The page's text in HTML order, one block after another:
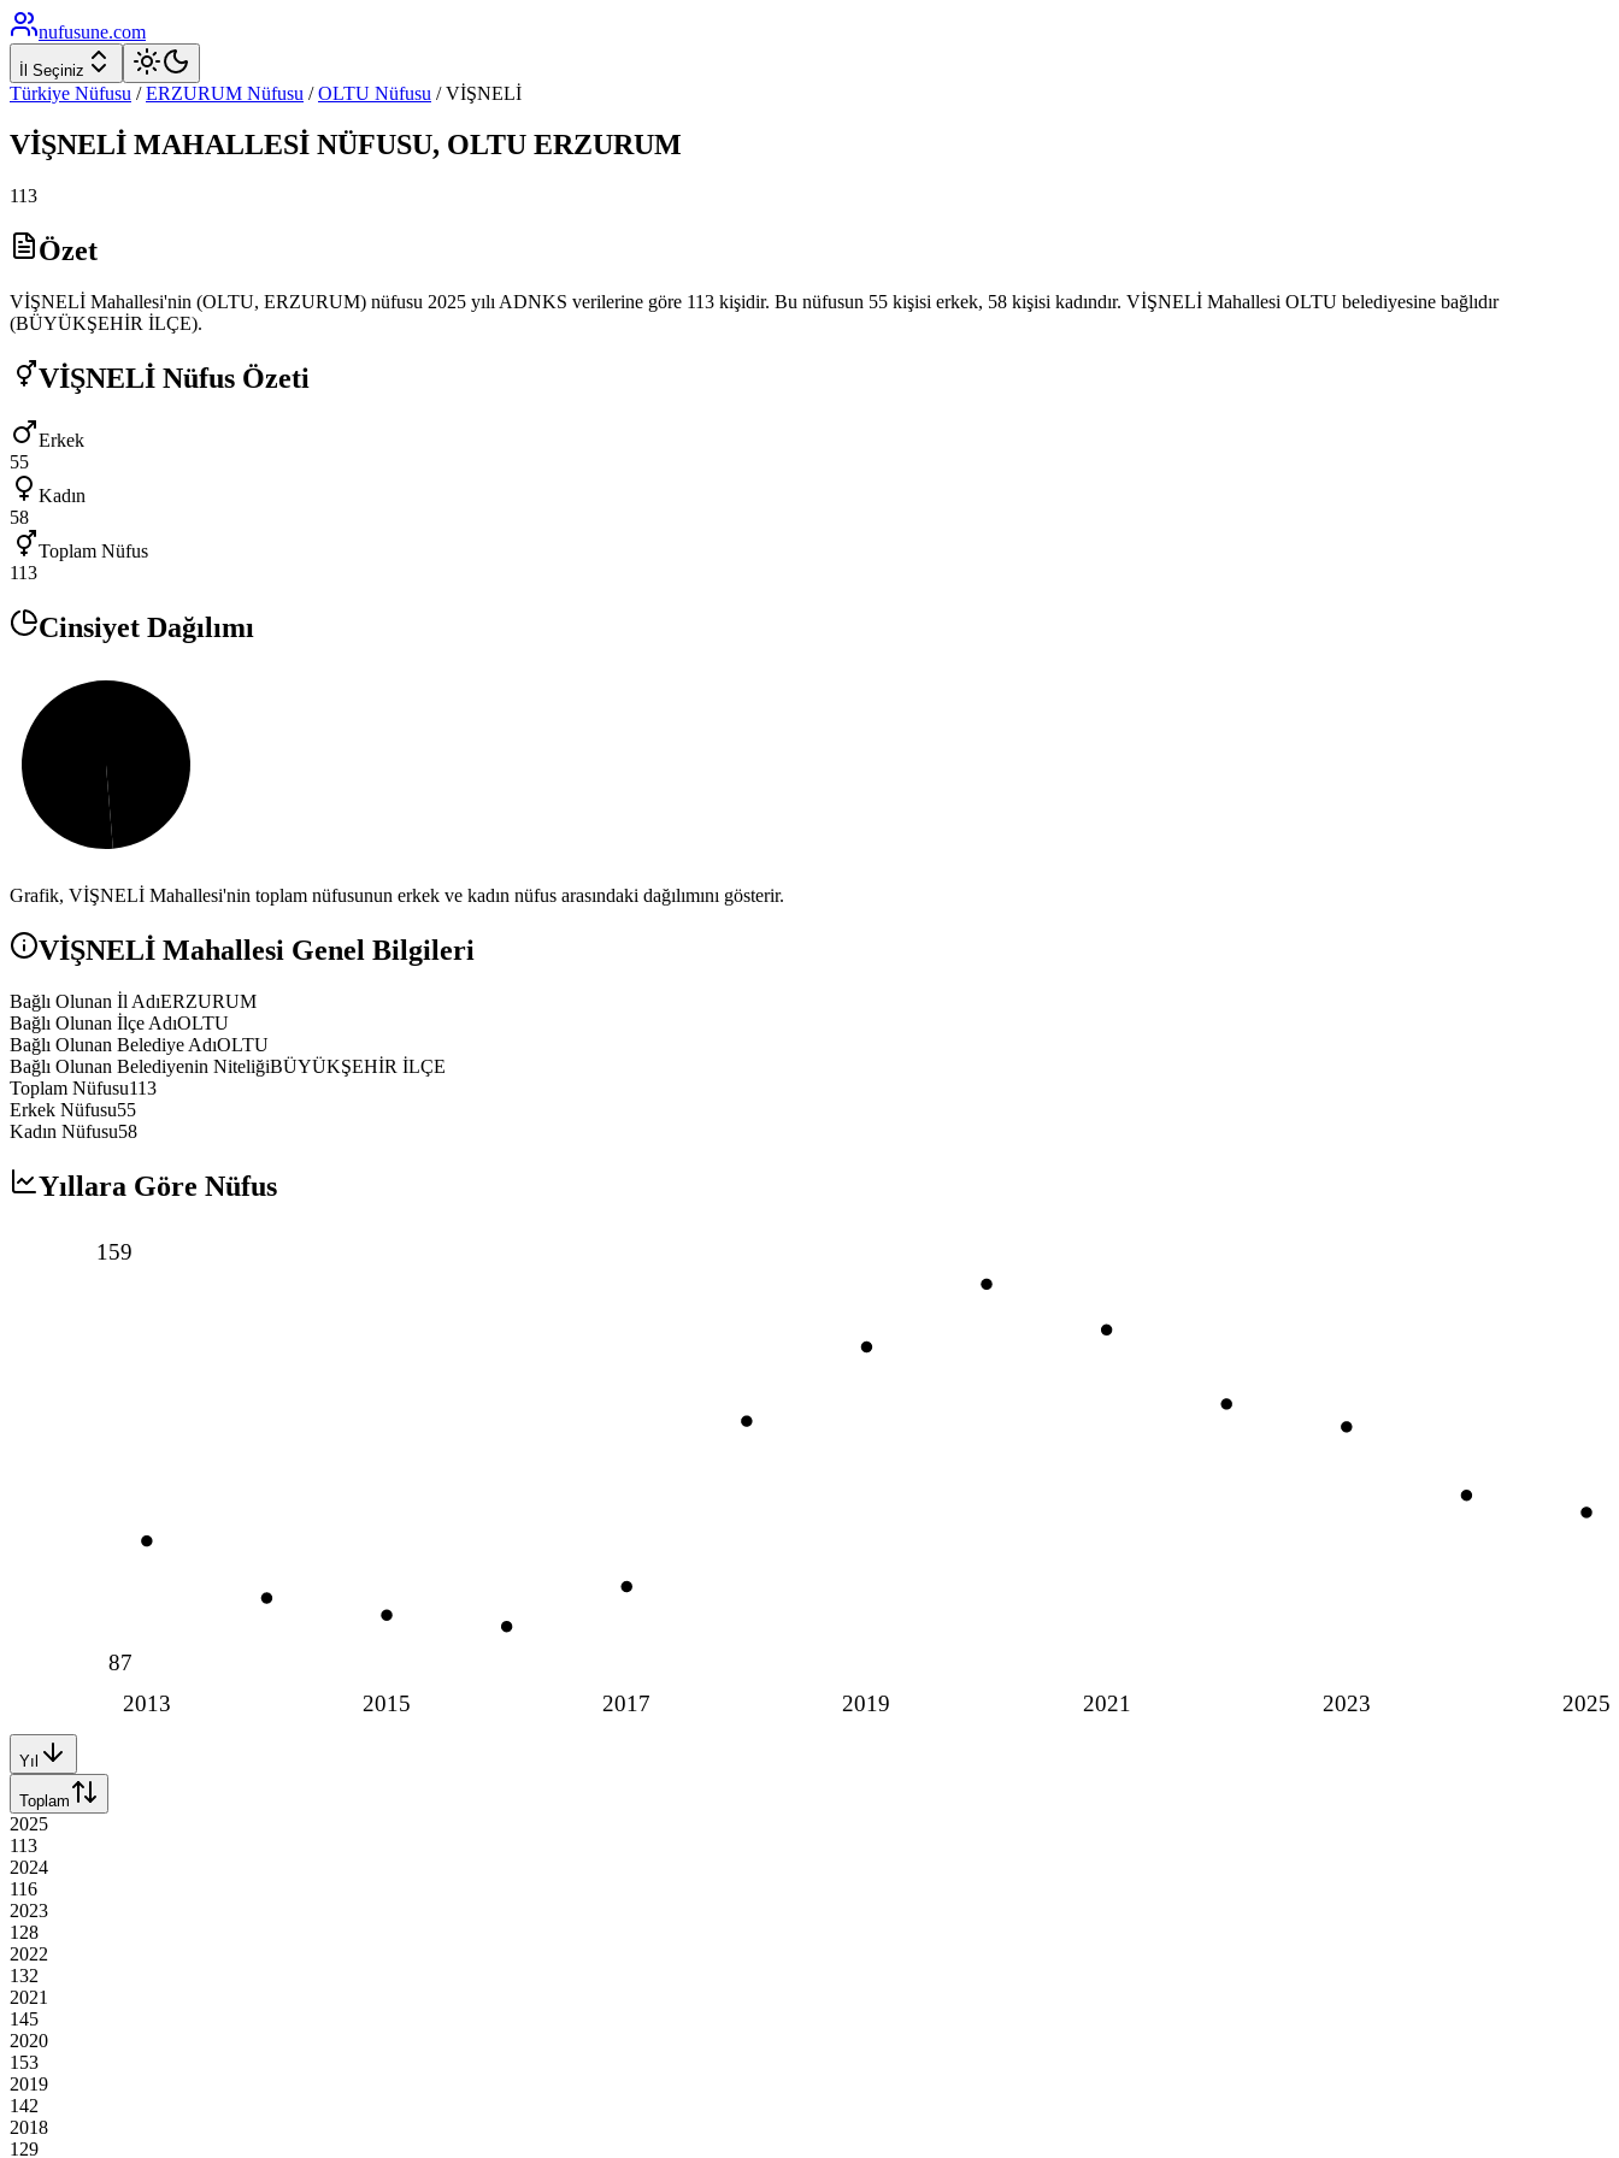
nufusune.com
İl Seçiniz
Türkiye Nüfusu / ERZURUM Nüfusu / OLTU Nüfusu /VİŞNELİ
VİŞNELİ MAHALLESİ NÜFUSU, OLTU ERZURUM
113
Özet
VİŞNELİ Mahallesi'nin (OLTU, ERZURUM) nüfusu 2025 yılı ADNKS verilerine göre 113 kişidir. Bu nüfusun 55 kişisi erkek, 58 kişisi kadındır. VİŞNELİ Mahallesi OLTU belediyesine bağlıdır
(BÜYÜKŞEHİR İLÇE).
VİŞNELİ Nüfus Özeti
Erkek
55
Kadın
58
Toplam Nüfus
113
Cinsiyet Dağılımı
Grafik, VİŞNELİ Mahallesi'nin toplam nüfusunun erkek ve kadın nüfus arasındaki dağılımını gösterir.
VİŞNELİ Mahallesi Genel Bilgileri
Bağlı Olunan İl AdıERZURUM
Bağlı Olunan İlçe AdıOLTU
Bağlı Olunan Belediye AdıOLTU
Bağlı Olunan Belediyenin NiteliğiBÜYÜKŞEHİR İLÇE
Toplam Nüfusu113
Erkek Nüfusu55
Kadın Nüfusu58
Yıllara Göre Nüfus
2013 2015 2017 2019 2021 2023 2025
159
87
Yıl
Toplam
2025
113
2024
116
2023
128
2022
132
2021
145
2020
153
2019
142
2018
129